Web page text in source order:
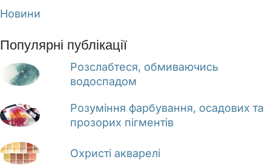
Новини
Популярні публікації
Розслабтеся, обмиваючись
водоспадом
Розуміння фарбування, осадових та
прозорих пігментів
Охристі акварелі